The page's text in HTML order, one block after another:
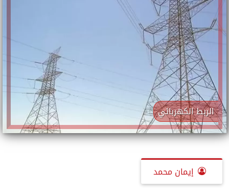
الربط الكهربائي
إيمان محمد